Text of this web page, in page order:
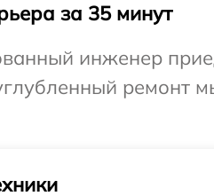
за 35 минут
инженер
ремонт